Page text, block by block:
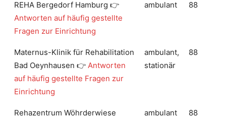
REHA Bergedorf Hamburg 👉
Antworten auf häufig gestellte
Fragen zur Einrichtung
ambulant 88
Maternus-Klinik für Rehabilitation
Bad Oeynhausen 👉 Antworten
auf häufig gestellte Fragen zur
Einrichtung
ambulant,
stationär
88
Rehazentrum Wöhrderwiese
ambulant 88